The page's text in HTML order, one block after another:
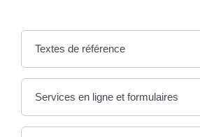
Textes de référence
Services en ligne et formulaires